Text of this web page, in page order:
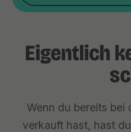
Eigentlich
Wenn du bereits
verkauft hast, hast